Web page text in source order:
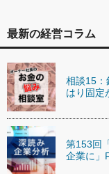
最新の経営コラム
相談15：
はり固定
第153回
企業に」